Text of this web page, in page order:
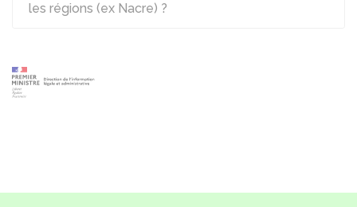
les régions (ex Nacre) ?